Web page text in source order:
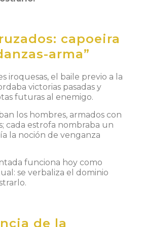
capoeira
arma”
iroquesas, el baile previo a la
victorias pasadas y
futuras al enemigo.
los hombres, armados con
cada estrofa nombraba un
la noción de venganza
funciona hoy como
se verbaliza el dominio
de la